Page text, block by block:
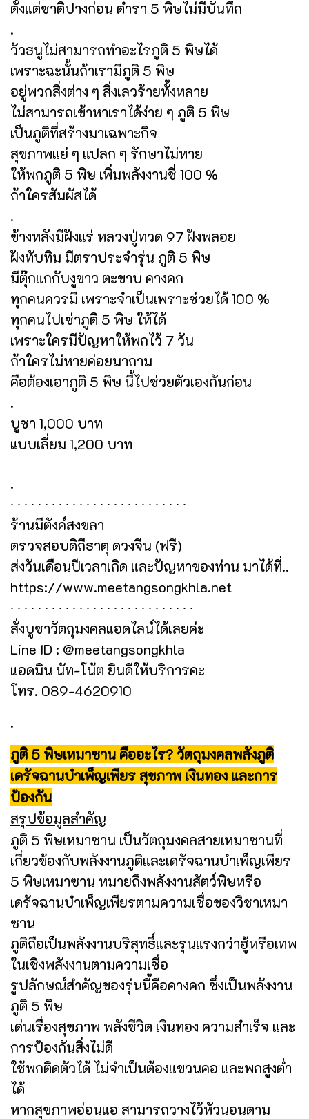
ตั้งแต่ชาติปางก่อน ตำรา 5 พิษไม่มีบันทึก
.
วัวธนูไม่สามารถทำอะไรภูติ 5 พิษได้
เพราะฉะนั้นถ้าเรามีภูติ 5 พิษ
อยู่พวกสิ่งต่าง ๆ สิ่งเลวร้ายทั้งหลาย
ไม่สามารถเข้าหาเราได้ง่าย ๆ ภูติ 5 พิษ
เป็นภูติที่สร้างมาเฉพาะกิจ
สุขภาพแย่ ๆ แปลก ๆ รักษาไม่หาย
ให้พกภูติ 5 พิษ เพิ่มพลังงานชี่ 100 %
ถ้าใครสัมผัสได้
.
ข้างหลังมีฝังแร่ หลวงปู่ทวด 97 ฝังพลอย
ฝังทับทิม มีตราประจำรุ่น ภูติ 5 พิษ
มีตุ๊กแกกับงูขาว ตะขาบ คางคก
ทุกคนควรมี เพราะจำเป็นเพราะช่วยได้ 100 %
ทุกคนไปเช่าภูติ 5 พิษ ให้ได้
เพราะใครมีปัญหาให้พกไว้ 7 วัน
ถ้าใครไม่หายค่อยมาถาม
คือต้องเอาภูติ 5 พิษ นี้ไปช่วยตัวเองกันก่อน
.
บูชา 1,000 บาท
แบบเลี่ยม 1,200 บาท
.
∙ ∙ ∙ ∙ ∙ ∙ ∙ ∙ ∙ ∙ ∙ ∙ ∙ ∙ ∙ ∙ ∙ ∙ ∙ ∙ ∙ ∙ ∙ ∙ ∙ ∙
ร้านมีตังค์สงขลา
ตรวจสอบดิถีธาตุ ดวงจีน (ฟรี)
ส่งวันเดือนปีเวลาเกิด และปัญหาของท่าน มาได้ที่..
https://www.meetangsongkhla.net
∙ ∙ ∙ ∙ ∙ ∙ ∙ ∙ ∙ ∙ ∙ ∙ ∙ ∙ ∙ ∙ ∙ ∙ ∙ ∙ ∙ ∙ ∙ ∙ ∙ ∙ ∙
สั่งบูชาวัตถุมงคลแอดไลน์ได้เลยค่ะ
Line ID : @meetangsongkhla
แอดมิน นัท-โน้ต ยินดีให้บริการคะ
โทร. 089-4620910
.
ภูติ 5 พิษเหมาซาน คืออะไร? วัตถุมงคลพลังภูติ
เดรัจฉานบำเพ็ญเพียร สุขภาพ เงินทอง และการ
ป้องกัน
สรุปข้อมูลสำคัญ
ภูติ 5 พิษเหมาซาน เป็นวัตถุมงคลสายเหมาซานที่
เกี่ยวข้องกับพลังงานภูติและเดรัจฉานบำเพ็ญเพียร
5 พิษเหมาซาน หมายถึงพลังงานสัตว์พิษหรือ
เดรัจฉานบำเพ็ญเพียรตามความเชื่อของวิชาเหมา
ซาน
ภูติถือเป็นพลังงานบริสุทธิ์และรุนแรงกว่าฮู้หรือเทพ
ในเชิงพลังงานตามความเชื่อ
รูปลักษณ์สำคัญของรุ่นนี้คือคางคก ซึ่งเป็นพลังงาน
ภูติ 5 พิษ
เด่นเรื่องสุขภาพ พลังชีวิต เงินทอง ความสำเร็จ และ
การป้องกันสิ่งไม่ดี
ใช้พกติดตัวได้ ไม่จำเป็นต้องแขวนคอ และพกสูงต่ำ
ได้
หากสุขภาพอ่อนแอ สามารถวางไว้หัวนอนตาม